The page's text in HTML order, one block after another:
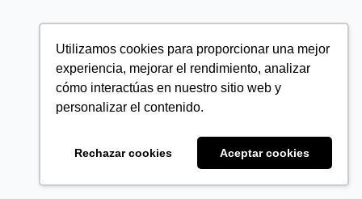
Utilizamos cookies para proporcionar una mejor
experiencia, mejorar el rendimiento, analizar
cómo interactúas en nuestro sitio web y
personalizar el contenido.
Rechazar cookies Aceptar cookies